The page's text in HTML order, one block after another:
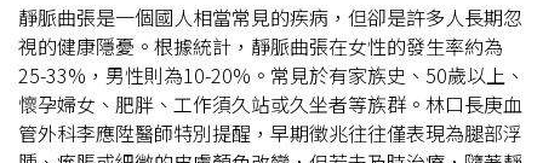
靜脈曲張是一個國人相當常見的疾病，但卻是許多人長期忽
視的健康隱憂。根據統計，靜脈曲張在女性的發生率約為
25-33%，男性則為10-20%。常見於有家族史、50歲以上、
懷孕婦女、肥胖、工作須久站或久坐者等族群。林口長庚血
管外科李應陞醫師特別提醒，早期徵兆往往僅表現為腿部浮